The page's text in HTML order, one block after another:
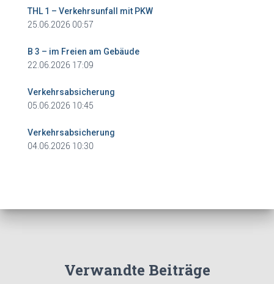
THL 1 – Verkehrsunfall mit PKW
25.06.2026 00:57
B 3 – im Freien am Gebäude
22.06.2026 17:09
Verkehrsabsicherung
05.06.2026 10:45
Verkehrsabsicherung
04.06.2026 10:30
Verwandte Beiträge